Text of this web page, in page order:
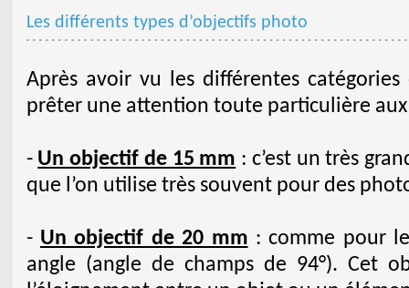
Les différents types d’objectifs photo
Après avoir vu les différentes
prêter une attention toute particulière
- Un objectif de 15 mm : c’est un très
que l’on utilise très souvent pour des
- Un objectif de 20 mm : comme pour
angle (angle de champs de 94°). Cet